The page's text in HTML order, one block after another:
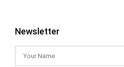
Newsletter